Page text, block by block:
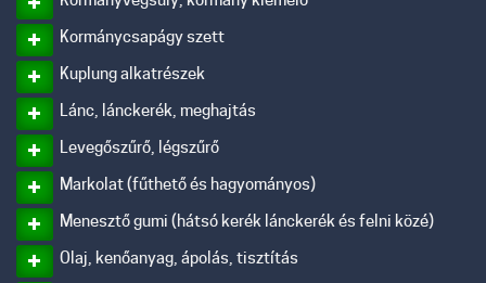
Kormánycsapágy szett
Kuplung alkatrészek
Lánc, lánckerék, meghajtás
Levegőszűrő, légszűrő
Markolat (fűthető és hagyományos)
Menesztő gumi (hátsó kerék lánckerék és felni közé)
Olaj, kenőanyag, ápolás, tisztítás